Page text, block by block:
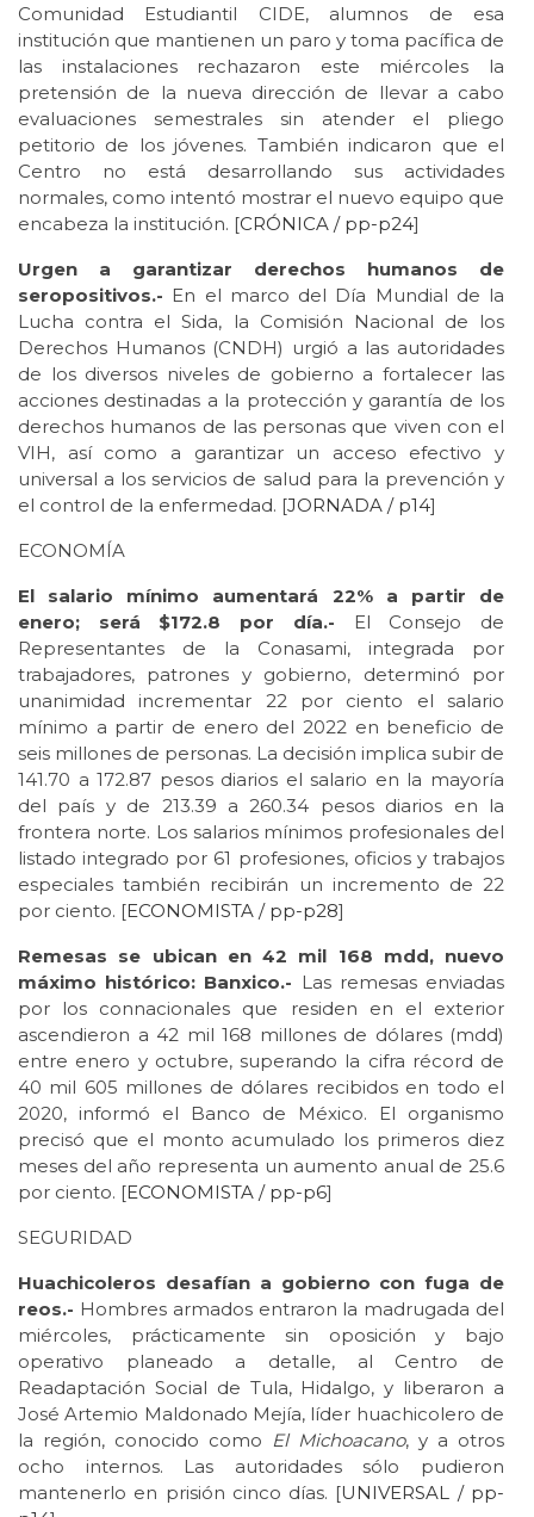
Comunidad Estudiantil CIDE, alumnos de esa
institución que mantienen un paro y toma pacífica de
las instalaciones rechazaron este miércoles la
pretensión de la nueva dirección de llevar a cabo
evaluaciones semestrales sin atender el pliego
petitorio de los jóvenes. También indicaron que el
Centro no está desarrollando sus actividades
normales, como intentó mostrar el nuevo equipo que
encabeza la institución. [CRÓNICA / pp-p24]
Urgen a garantizar derechos humanos de
seropositivos.- En el marco del Día Mundial de la
Lucha contra el Sida, la Comisión Nacional de los
Derechos Humanos (CNDH) urgió a las autoridades
de los diversos niveles de gobierno a fortalecer las
acciones destinadas a la protección y garantía de los
derechos humanos de las personas que viven con el
VIH, así como a garantizar un acceso efectivo y
universal a los servicios de salud para la prevención y
el control de la enfermedad. [JORNADA / p14]
ECONOMÍA
El salario mínimo aumentará 22% a partir de
enero; será $172.8 por día.- El Consejo de
Representantes de la Conasami, integrada por
trabajadores, patrones y gobierno, determinó por
unanimidad incrementar 22 por ciento el salario
mínimo a partir de enero del 2022 en beneficio de
seis millones de personas. La decisión implica subir de
141.70 a 172.87 pesos diarios el salario en la mayoría
del país y de 213.39 a 260.34 pesos diarios en la
frontera norte. Los salarios mínimos profesionales del
listado integrado por 61 profesiones, oficios y trabajos
especiales también recibirán un incremento de 22
por ciento. [ECONOMISTA / pp-p28]
Remesas se ubican en 42 mil 168 mdd, nuevo
máximo histórico: Banxico.- Las remesas enviadas
por los connacionales que residen en el exterior
ascendieron a 42 mil 168 millones de dólares (mdd)
entre enero y octubre, superando la cifra récord de
40 mil 605 millones de dólares recibidos en todo el
2020, informó el Banco de México. El organismo
precisó que el monto acumulado los primeros diez
meses del año representa un aumento anual de 25.6
por ciento. [ECONOMISTA / pp-p6]
SEGURIDAD
Huachicoleros desafían a gobierno con fuga de
reos.- Hombres armados entraron la madrugada del
miércoles, prácticamente sin oposición y bajo
operativo planeado a detalle, al Centro de
Readaptación Social de Tula, Hidalgo, y liberaron a
José Artemio Maldonado Mejía, líder huachicolero de
la región, conocido como El Michoacano, y a otros
ocho internos. Las autoridades sólo pudieron
mantenerlo en prisión cinco días. [UNIVERSAL / pp-